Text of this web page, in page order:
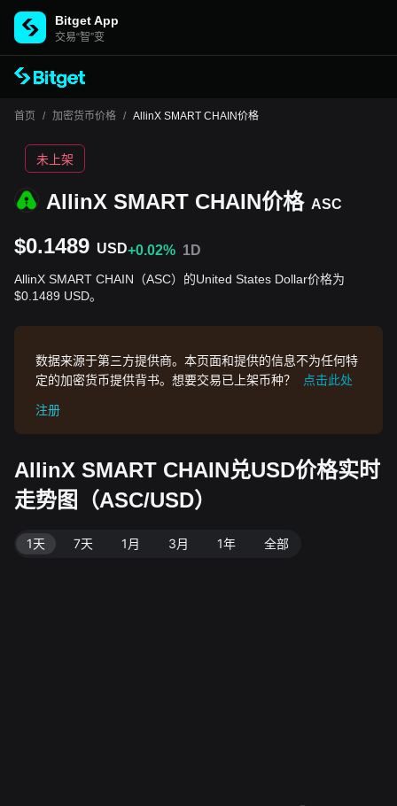
Bitget App
交易“智”变
首页 / 加密货币价格 / AllinX SMART CHAIN价格
AllinX SMART CHAIN价格 ASC
未上架
$0.1489 USD+0.02% 1D
AllinX SMART CHAIN（ASC）的United States Dollar价格为
$0.1489 USD。
数据来源于第三方提供商。本页面和提供的信息不为任何特
定的加密货币提供背书。想要交易已上架币种？
点击此处
注册
AllinX SMART CHAIN兑USD价格实时
走势图（ASC/USD）
1天 7天 1月 3月 1年 全部